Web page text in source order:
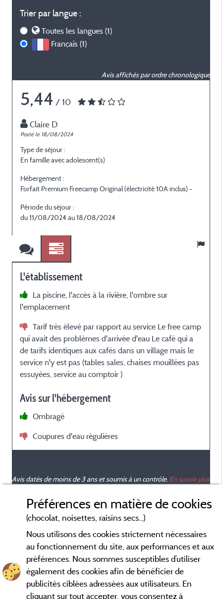
Trier par langue :
Toutes les langues (1)
Français (1)
Avis affichés par ordre chronologique
5,44 / 10
Claire D
Posté le 18/08/2024
Type de séjour :
En famille avec adolescent(s)
Hébergement :
Forfait Premium Freecamp Original (électricité 10A inclus) -
Période du séjour :
du 11/08/2024 au 18/08/2024
L'établissement
La piscine, l'accès à la rivière, l'ombre sur
l'emplacement
Tarif très élevé par rapport au service Le free camp
qui avait des problèmes d'arrivée d'eau Le café qui a
de tarifs identiques aux cafés dans un village mais le
service n'y est pas (tables sales, chaises mouillées pas
essuyées, service au comptoir )
Avis sur l'hébergement
Ombragé
Coupures d'eau régulières
Avis datés de moins de 3 ans et soumis à un contrôle. En savoir plus
Préférences en matière de cookies
(chocolat, noisettes, raisins secs...)
Nous utilisons des cookies strictement nécessaires
au fonctionnement du site, aux performances et aux
préférences. Nous sommes susceptibles d’utiliser
également des cookies afin de bénéficier de
publicités ciblées adressées aux utilisateurs. En
cliquant sur tout accepter, vous consentez à